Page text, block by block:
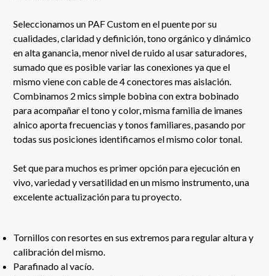
Seleccionamos un PAF Custom en el puente por su
cualidades, claridad y definición, tono orgánico y dinámico
en alta ganancia, menor nivel de ruido al usar saturadores,
sumado que es posible variar las conexiones ya que el
mismo viene con cable de 4 conectores mas aislación.
Combinamos 2 mics simple bobina con extra bobinado
para acompañar el tono y color, misma familia de imanes
alnico aporta frecuencias y tonos familiares, pasando por
todas sus posiciones identificamos el mismo color tonal.
Set que para muchos es primer opción para ejecución en
vivo, variedad y versatilidad en un mismo instrumento, una
excelente actualización para tu proyecto.
Tornillos con resortes en sus extremos para regular altura y
calibración del mismo.
Parafinado al vacío.